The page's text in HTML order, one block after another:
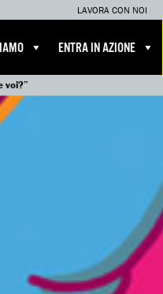
LAVORA CON NOI
ENTRA IN AZIONE
voi?”